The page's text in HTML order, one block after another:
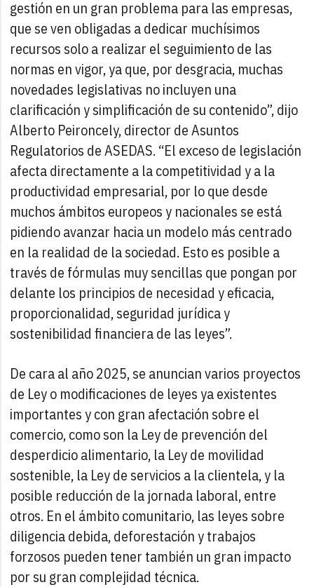
gestión en un gran problema para las empresas,
que se ven obligadas a dedicar muchísimos
recursos solo a realizar el seguimiento de las
normas en vigor, ya que, por desgracia, muchas
novedades legislativas no incluyen una
clarificación y simplificación de su contenido”, dijo
Alberto Peironcely, director de Asuntos
Regulatorios de ASEDAS. “El exceso de legislación
afecta directamente a la competitividad y a la
productividad empresarial, por lo que desde
muchos ámbitos europeos y nacionales se está
pidiendo avanzar hacia un modelo más centrado
en la realidad de la sociedad. Esto es posible a
través de fórmulas muy sencillas que pongan por
delante los principios de necesidad y eficacia,
proporcionalidad, seguridad jurídica y
sostenibilidad financiera de las leyes”.
De cara al año 2025, se anuncian varios proyectos
de Ley o modificaciones de leyes ya existentes
importantes y con gran afectación sobre el
comercio, como son la Ley de prevención del
desperdicio alimentario, la Ley de movilidad
sostenible, la Ley de servicios a la clientela, y la
posible reducción de la jornada laboral, entre
otros. En el ámbito comunitario, las leyes sobre
diligencia debida, deforestación y trabajos
forzosos pueden tener también un gran impacto
por su gran complejidad técnica.